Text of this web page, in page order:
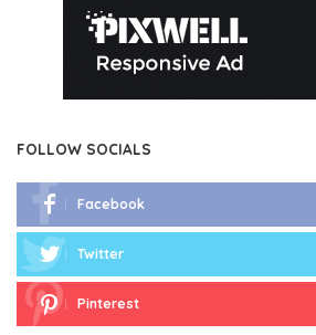
FOLLOW SOCIALS
Facebook
Twitter
Pinterest